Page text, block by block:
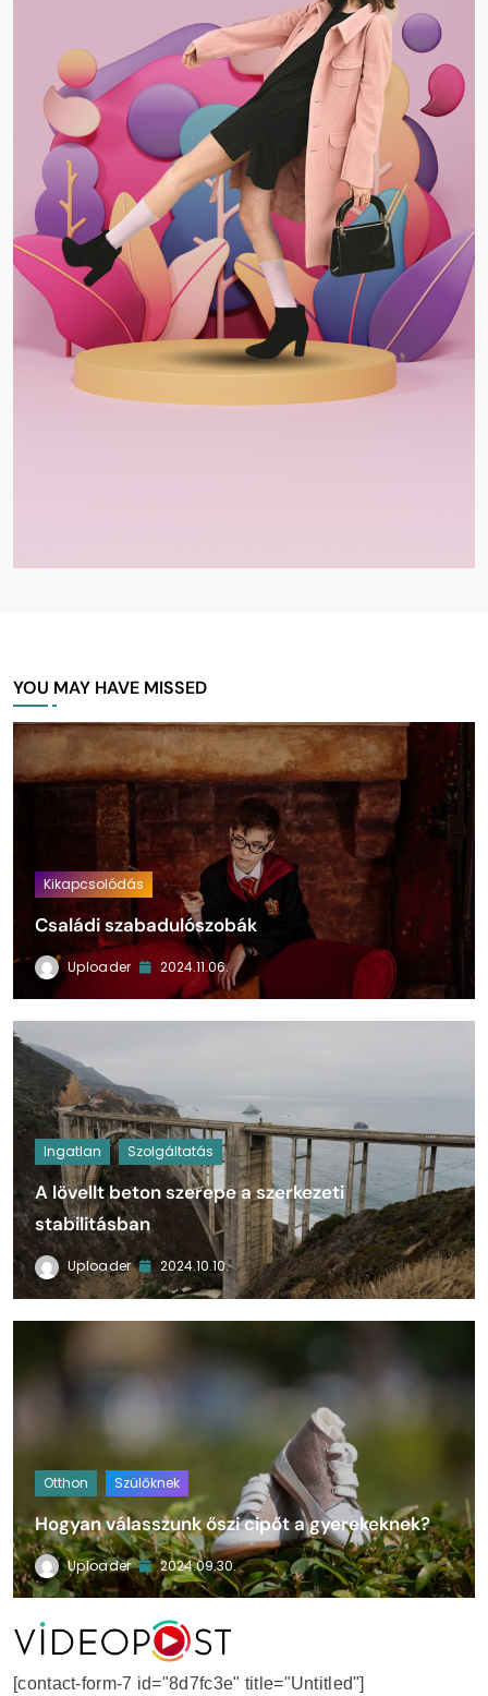
YOU MAY HAVE MISSED
Kikapcsolódás
Családi szabadulószobák
Uploader 2024.11.06.
Ingatlan Szolgáltatás
A lövellt beton szerepe a szerkezeti
stabilitásban
Uploader 2024.10.10.
Otthon Szülőknek
Hogyan válasszunk őszi cipőt a gyerekeknek?
Uploader 2024.09.30.
[contact-form-7 id="8d7fc3e" title="Untitled"]